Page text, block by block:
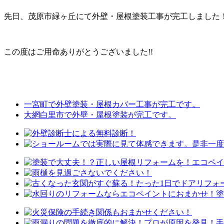
先日、茂原市緑ヶ丘にて外壁・屋根塗装工事が完工しました
この度はご用命ありがとうございました!!
一宮町で外壁塗装・屋根カバー工事が完工です。
大網白里市で外壁・屋根塗装が完工です。